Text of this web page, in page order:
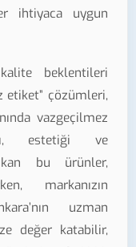
ihtiyaca uygun
beklentileri
etiket” çözümleri,
vazgeçilmez
estetiği ve
bu ürünler,
markanızın
uzman
değer katabilir,